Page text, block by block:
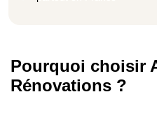
Pourquoi choisir
Rénovations ?